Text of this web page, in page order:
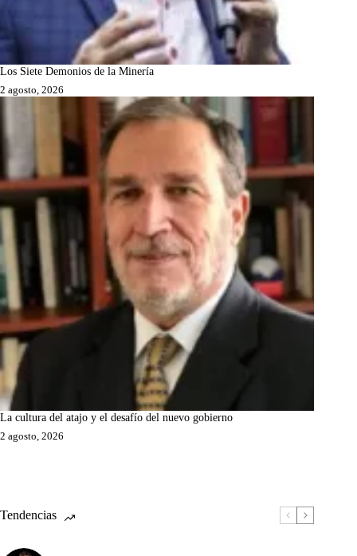
Los Siete Demonios de la Minería
2 agosto, 2026
La cultura del atajo y el desafío del nuevo gobierno
2 agosto, 2026
Tendencias